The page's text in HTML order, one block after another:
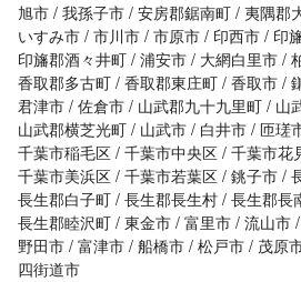
旭市 我孫子市 安房郡鋸南町 夷隅郡
いすみ市 市川市 市原市 印西市
印
印旛郡酒々井町 浦安市 大網白里市
香取郡多古町 香取郡東庄町 香取市
君津市 佐倉市 山武郡九十九里町
山
山武郡横芝光町
山武市 白井市 匝瑳
千葉市稲毛区 千葉市中央区 千葉市花
千葉市美浜区 千葉市若葉区 銚子市
長生郡白子町 長生郡長生村 長生郡長
長生郡睦沢町 東金市 富里市 流山市
野田市 富津市 船橋市 松戸市 茂原
四街道市